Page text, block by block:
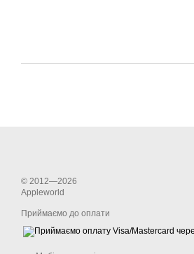
© 2012—2026
Appleworld
Приймаємо до оплати